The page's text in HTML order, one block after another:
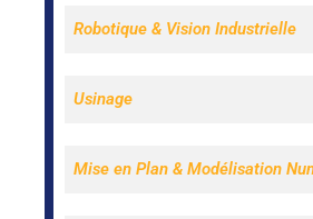
Robotique & Vision Industrielle
Usinage
Mise en Plan & Modélisation